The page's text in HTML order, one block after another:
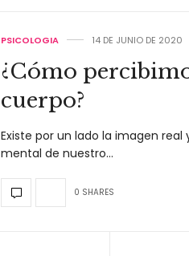
PSICOLOGIA 14 DE JUNIO DE 2020
¿Cómo
cuerpo?
Existe por un lado la imagen
mental de nuestro…
0 SHARES